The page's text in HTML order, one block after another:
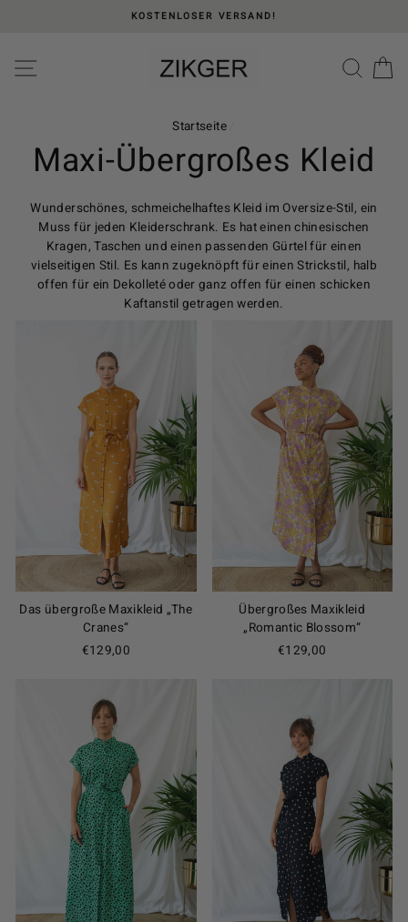
note:
accessibility
KOSTENLOSER VERSAND!
SEITENNAVIGATION
Startseite
Maxi-Übergroßes Kleid
Wunderschönes, schmeichelhaftes Kleid im Oversize-Stil, ein
Muss für jeden Kleiderschrank. Es hat einen chinesischen
Kragen, Taschen und einen passenden Gürtel für einen
vielseitigen Stil. Es kann zugeknöpft für einen Strickstil, halb
offen für ein Dekolleté oder ganz offen für einen schicken
Kaftanstil getragen werden.
Das übergroße Maxikleid „The
Cranes“
€129,00
Übergroßes Maxikleid
„Romantic Blossom“
€129,00